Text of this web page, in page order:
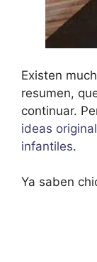
Existen
resumen,
continuar.
ideas
infantiles.
Ya saben